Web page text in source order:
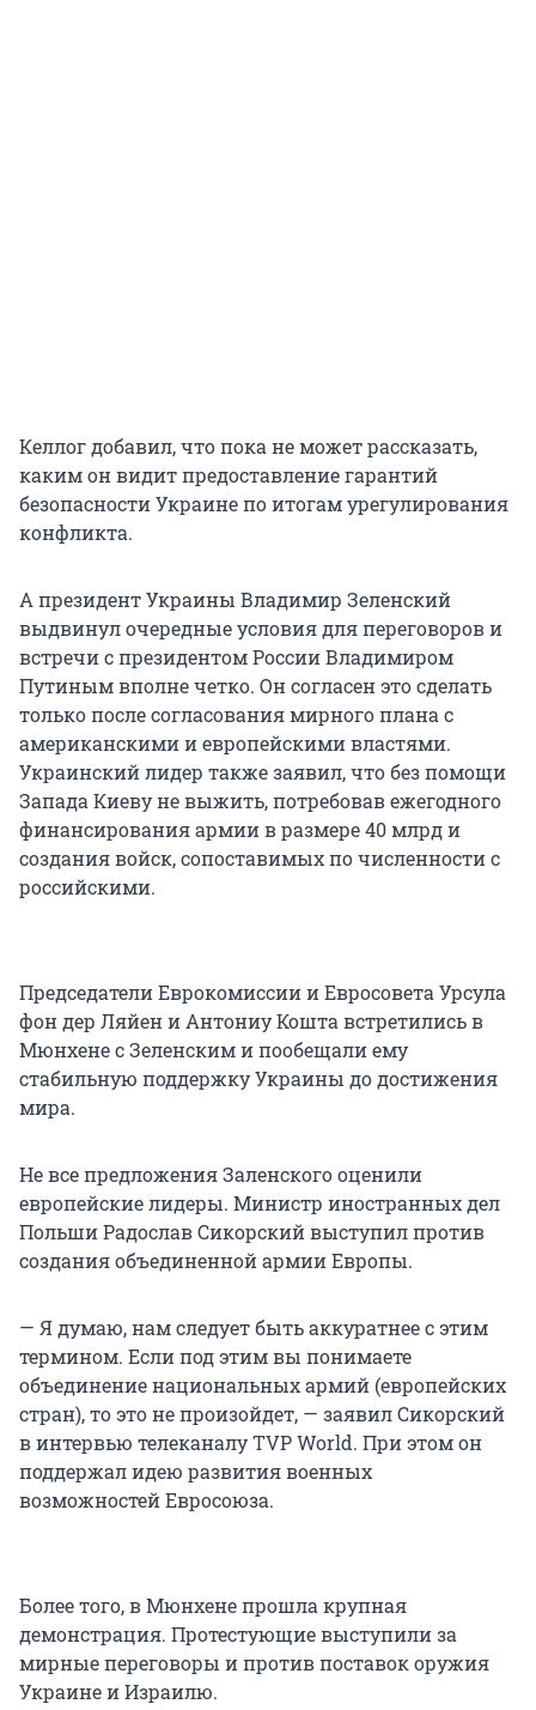
Келлог добавил, что пока не может рассказать,
каким он видит предоставление гарантий
безопасности Украине по итогам урегулирования
конфликта.
А президент Украины Владимир Зеленский
выдвинул очередные условия для переговоров и
встречи с президентом России Владимиром
Путиным вполне четко. Он согласен это сделать
только после согласования мирного плана с
американскими и европейскими властями.
Украинский лидер также заявил, что без помощи
Запада Киеву не выжить, потребовав ежегодного
финансирования армии в размере 40 млрд и
создания войск, сопоставимых по численности с
российскими.
Председатели Еврокомиссии и Евросовета Урсула
фон дер Ляйен и Антониу Кошта встретились в
Мюнхене с Зеленским и пообещали ему
стабильную поддержку Украины до достижения
мира.
Не все предложения Заленского оценили
европейские лидеры. Министр иностранных дел
Польши Радослав Сикорский выступил против
создания объединенной армии Европы.
— Я думаю, нам следует быть аккуратнее с этим
термином. Если под этим вы понимаете
объединение национальных армий (европейских
стран), то это не произойдет, — заявил Сикорский
в интервью телеканалу TVP World. При этом он
поддержал идею развития военных
возможностей Евросоюза.
Более того, в Мюнхене прошла крупная
демонстрация. Протестующие выступили за
мирные переговоры и против поставок оружия
Украине и Израилю.